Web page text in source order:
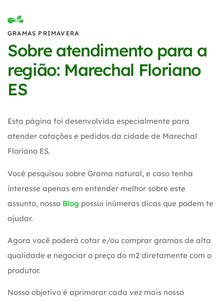
GRAMAS PRIMAVERA
Sobre atendimento para a
região: Marechal Floriano
ES
Esta página foi desenvolvida especialmente para
atender cotações e pedidos da cidade de Marechal
Floriano ES.
Você pesquisou sobre Grama natural, e caso tenha
interesse apenas em entender melhor sobre este
assunto, nosso Blog possui inúmeras dicas que podem te
ajudar.
Agora você poderá cotar e/ou comprar gramas de alta
qualidade e negociar o preço do m2 diretamente com o
produtor.
Nosso objetivo é aprimorar cada vez mais nosso